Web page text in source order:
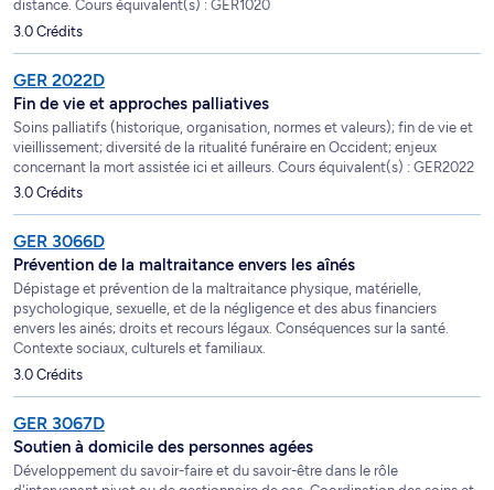
distance. Cours équivalent(s) : GER1020
3.0 Crédits
GER 2022D
Fin de vie et approches palliatives
Soins palliatifs (historique, organisation, normes et valeurs); fin de vie et
vieillissement; diversité de la ritualité funéraire en Occident; enjeux
concernant la mort assistée ici et ailleurs. Cours équivalent(s) : GER2022
3.0 Crédits
GER 3066D
Prévention de la maltraitance envers les aînés
Dépistage et prévention de la maltraitance physique, matérielle,
psychologique, sexuelle, et de la négligence et des abus financiers
envers les ainés; droits et recours légaux. Conséquences sur la santé.
Contexte sociaux, culturels et familiaux.
3.0 Crédits
GER 3067D
Soutien à domicile des personnes agées
Développement du savoir-faire et du savoir-être dans le rôle